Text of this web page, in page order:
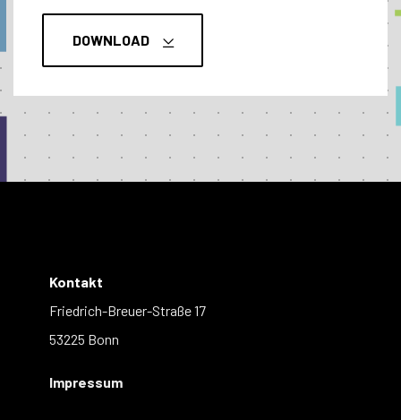
DOWNLOAD
Kontakt
Friedrich-Breuer-Straße 17
53225 Bonn
Impressum